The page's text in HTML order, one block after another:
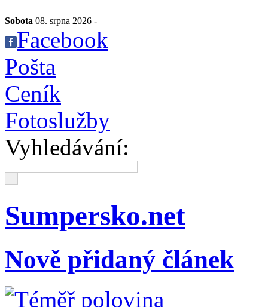
Sobota 08. srpna 2026 -
Facebook
Pošta
Ceník
Fotoslužby
Vyhledávání:
Sumpersko.net
Nově přidaný článek